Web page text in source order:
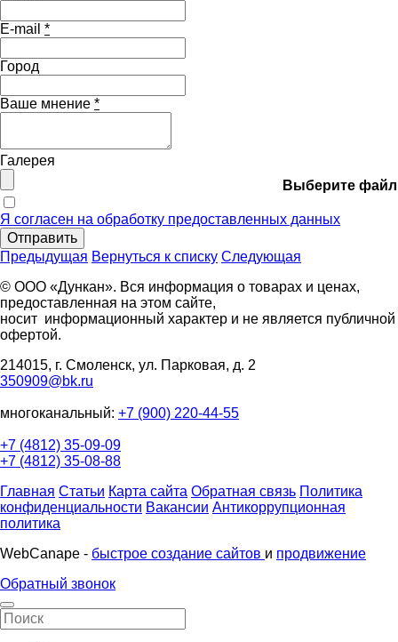
E-mail *
Город
Ваше мнение *
Галерея
Выберите файл
Я согласен на обработку предоставленных данных
Отправить
Предыдущая Вернуться к списку Следующая
© ООО «Дункан». Вся информация о товарах и ценах,
предоставленная на этом сайте,
носит информационный характер и не является публичной
офертой.
214015, г. Смоленск, ул. Парковая, д. 2
350909@bk.ru
многоканальный: +7 (900) 220-44-55
+7 (4812) 35-09-09
+7 (4812) 35-08-88
Главная Статьи Карта сайта Обратная связь Политика
конфиденциальности Вакансии Антикоррупционная
политика
WebCanape - быстрое создание сайтов и продвижение
Обратный звонок